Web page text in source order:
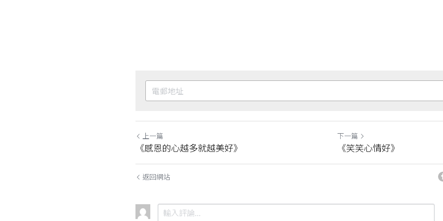
上一篇
《感恩的心越多就越美好》
下一篇
《笑笑心情好》
返回網站